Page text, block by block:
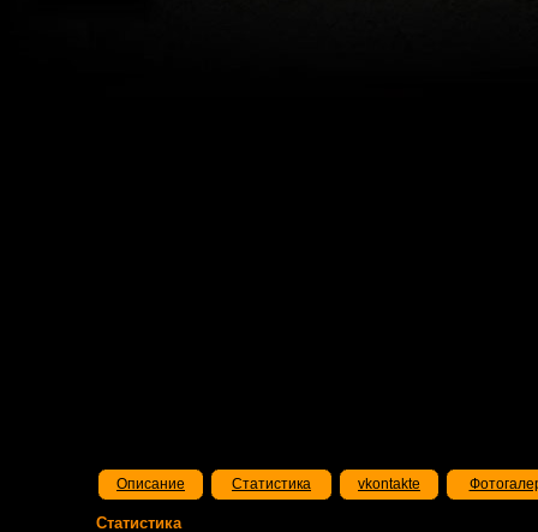
Описание Статистика vkontakte
Статистика